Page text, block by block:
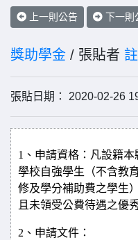
上一則公告 下一則
獎助學金 / 張貼者
張貼日期： 2020-02-26
1、申請資格：凡設籍
學校自強學生（不含教
修及學分補助費之學生
且未領受公費待遇之優
2、申請文件：